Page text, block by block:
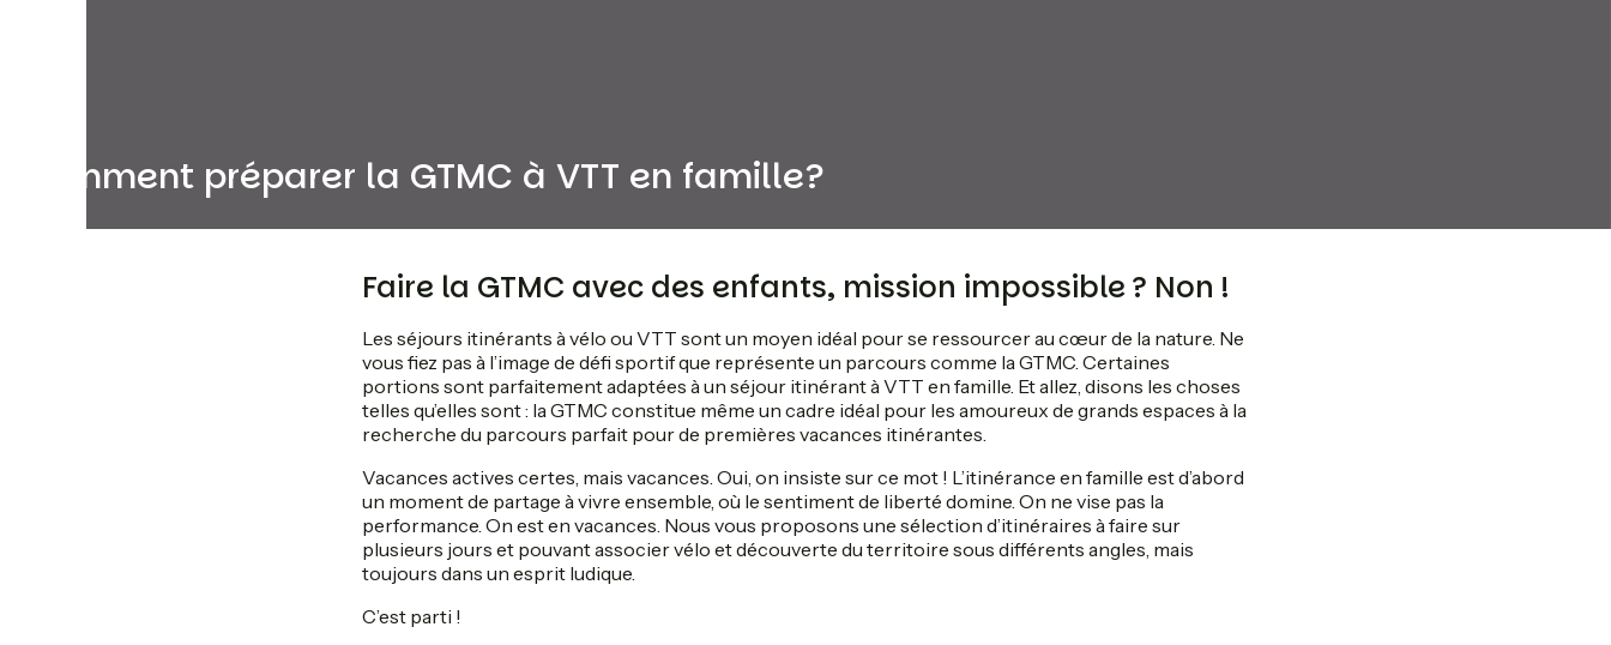
Comment préparer la GTMC à VTT en famille?
Faire la GTMC avec des enfants, mission impossible ? Non !
Les séjours itinérants à vélo ou VTT sont un moyen idéal pour se ressourcer au cœur de la nature. Ne
vous fiez pas à l’image de défi sportif que représente un parcours comme la GTMC. Certaines
portions sont parfaitement adaptées à un séjour itinérant à VTT en famille. Et allez, disons les choses
telles qu’elles sont : la GTMC constitue même un cadre idéal pour les amoureux de grands espaces à la
recherche du parcours parfait pour de premières vacances itinérantes.
Vacances actives certes, mais vacances. Oui, on insiste sur ce mot ! L’itinérance en famille est d’abord
un moment de partage à vivre ensemble, où le sentiment de liberté domine. On ne vise pas la
performance. On est en vacances. Nous vous proposons une sélection d’itinéraires à faire sur
plusieurs jours et pouvant associer vélo et découverte du territoire sous différents angles, mais
toujours dans un esprit ludique.
C’est parti !